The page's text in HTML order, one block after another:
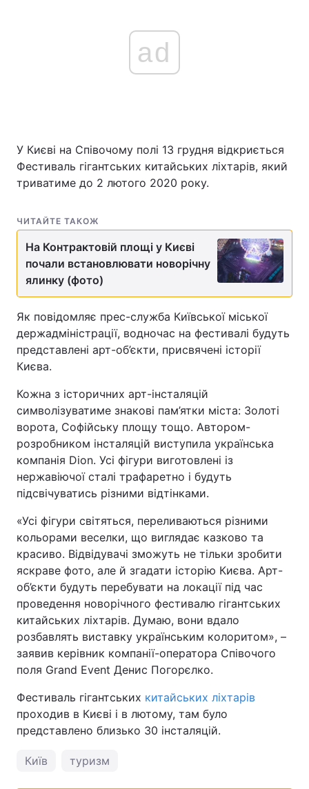
ad
У Києві на Співочому полі 13 грудня відкриється
Фестиваль гігантських китайських ліхтарів, який
триватиме до 2 лютого 2020 року.
ЧИТАЙТЕ ТАКОЖ
На Контрактовій площі у Києві
почали встановлювати новорічну
ялинку (фото)
Як повідомляє прес-служба Київської міської
держадміністрації, водночас на фестивалі будуть
представлені арт-об’єкти, присвячені історії
Києва.
Кожна з історичних арт-інсталяцій
символізуватиме знакові пам’ятки міста: Золоті
ворота, Софійську площу тощо. Автором-
розробником інсталяцій виступила українська
компанія Dion. Усі фігури виготовлені із
нержавіючої сталі трафаретно і будуть
підсвічуватись різними відтінками.
«Усі фігури світяться, переливаються різними
кольорами веселки, що виглядає казково та
красиво. Відвідувачі зможуть не тільки зробити
яскраве фото, але й згадати історію Києва. Арт-
об’єкти будуть перебувати на локації під час
проведення новорічного фестивалю гігантських
китайських ліхтарів. Думаю, вони вдало
розбавлять виставку українським колоритом», –
заявив керівник компанії-оператора Співочого
поля Grand Event Денис Погорєлко.
Фестиваль гігантських китайських ліхтарів
проходив в Києві і в лютому, там було
представлено близько 30 інсталяцій.
Київ туризм